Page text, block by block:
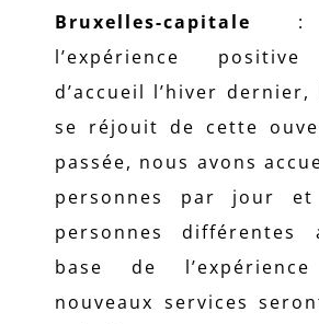
Bruxelles-capitale :
l’expérience
d’accueil l’hiver dernier,
se réjouit de cette
passée, nous avons
personnes par jour
personnes
base de
nouveaux services